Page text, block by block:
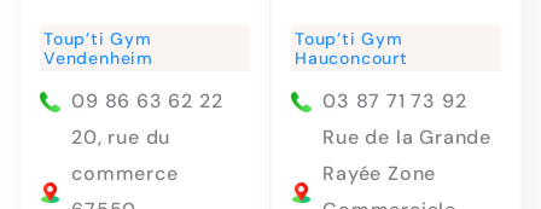
Toup’ti Gym
Vendenheim
09 86 63 62 22
20, rue du
commerce
Toup’ti Gym
Hauconcourt
03 87 71 73 92
Rue de la Grande
Rayée Zone